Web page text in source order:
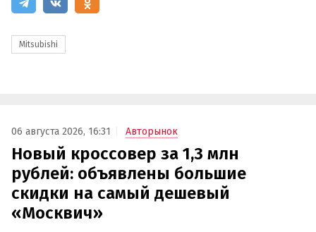
Mitsubishi
06 августа 2026, 16:31 Авторынок
Новый кроссовер за 1,3 млн
рублей: объявлены большие
скидки на самый дешевый
«Москвич»